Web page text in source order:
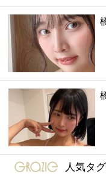
人気タグ